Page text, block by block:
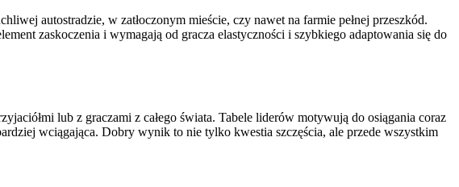
autostradzie, w zatłoczonym mieście, czy nawet na farmie pełnej przeszkód.
zaskoczenia i wymagają od gracza elastyczności i szybkiego adaptowania się do
lub z graczami z całego świata. Tabele liderów motywują do osiągania coraz
wciągająca. Dobry wynik to nie tylko kwestia szczęścia, ale przede wszystkim